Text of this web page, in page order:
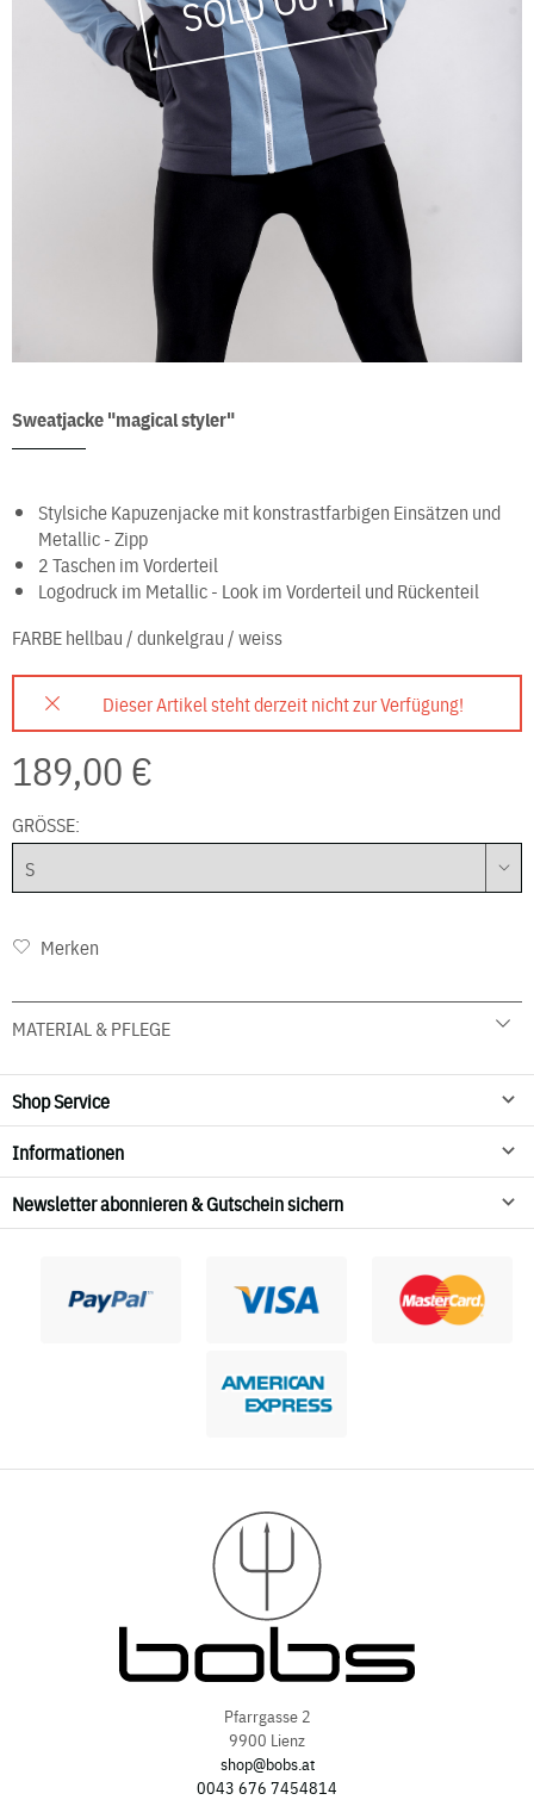
Sweatjacke "magical styler"
Stylsiche Kapuzenjacke mit konstrastfarbigen Einsätzen und
Metallic - Zipp
2 Taschen im Vorderteil
Logodruck im Metallic - Look im Vorderteil und Rückenteil
FARBEhellbau / dunkelgrau / weiss
Dieser Artikel steht derzeit nicht zur Verfügung!
189,00 €
GRÖSSE:
Merken
MATERIAL & PFLEGE
95 % Bauwolle 5 % Elasthan
30° C Schonwäsche
Nicht trocknen
Shop Service
Informationen
Newsletter abonnieren & Gutschein sichern
Pfarrgasse 2
9900 Lienz
shop@bobs.at
0043 676 7454814